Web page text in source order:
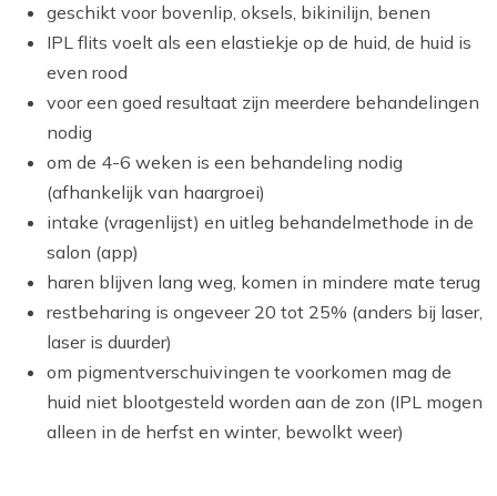
geschikt voor bovenlip, oksels, bikinilijn, benen
IPL flits voelt als een elastiekje op de huid, de huid is
even rood
voor een goed resultaat zijn meerdere behandelingen
nodig
om de 4-6 weken is een behandeling nodig
(afhankelijk van haargroei)
intake (vragenlijst) en uitleg behandelmethode in de
salon (app)
haren blijven lang weg, komen in mindere mate terug
restbeharing is ongeveer 20 tot 25% (anders bij laser,
laser is duurder)
om pigmentverschuivingen te voorkomen mag de
huid niet blootgesteld worden aan de zon (IPL mogen
alleen in de herfst en winter, bewolkt weer)